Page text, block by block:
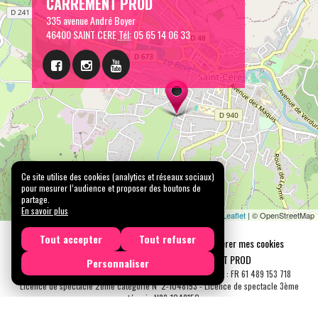
335 avenue André Boyer
46400 SAINT CERETél:05 65 14 06 33
Leaflet | © OpenStreetMap
Mentions légales Confidentialité
Gérer mes cookies
Tous droits réservés © 2026 |
CARREMENT PROD
N° SIRET : 489 153 718 00031 - APE : 9001 Z - N° TVA Int. : FR 61 489 153 718
Licence de spectacle 2ème catégorie N°2-1048153 - Licence de spectacle 3ème
catégorie N°3-1048152
Ce site utilise des cookies (analytics et réseaux sociaux)
pour mesurer l’audience et proposer des boutons de
partage.
En savoir plus
Tout accepter
Tout refuser
Personnaliser